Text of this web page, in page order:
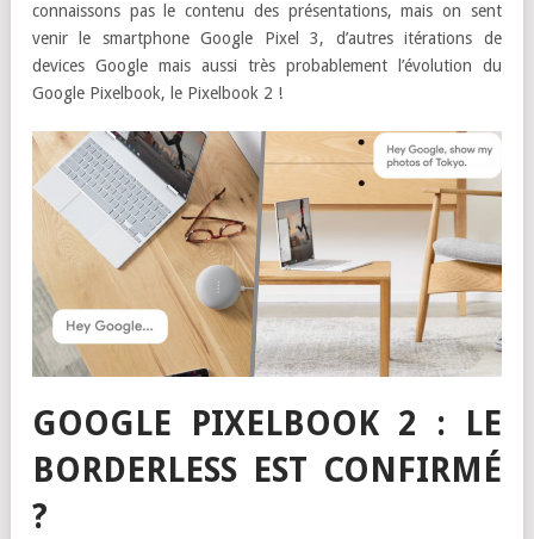
connaissons pas le contenu des présentations, mais on sent
venir le smartphone Google Pixel 3, d’autres itérations de
devices Google mais aussi très probablement l’évolution du
Google Pixelbook, le Pixelbook 2 !
GOOGLE PIXELBOOK 2 : LE
BORDERLESS EST CONFIRMÉ
?